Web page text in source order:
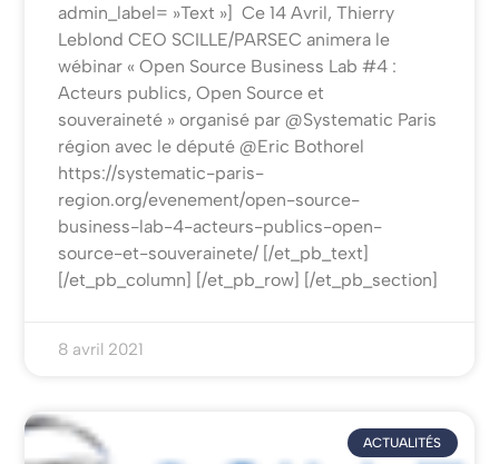
admin_label= »Text »] Ce 14 Avril, Thierry
Leblond CEO SCILLE/PARSEC animera le
wébinar « Open Source Business Lab #4 :
Acteurs publics, Open Source et
souveraineté » organisé par @Systematic Paris
région avec le député @Eric Bothorel
https://systematic-paris-
region.org/evenement/open-source-
business-lab-4-acteurs-publics-open-
source-et-souverainete/ [/et_pb_text]
[/et_pb_column] [/et_pb_row] [/et_pb_section]
8 avril 2021
ACTUALITÉS